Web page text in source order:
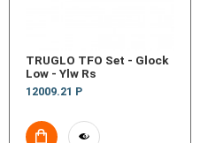
TRUGLO TFO Set - Glock
Low - Ylw Rs
12009.21 Р